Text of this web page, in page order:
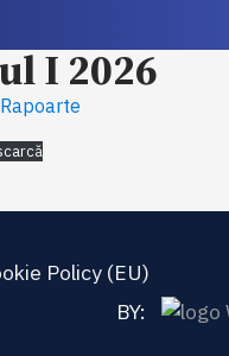
I 2026
Rapoarte
Policy (EU)
BY: